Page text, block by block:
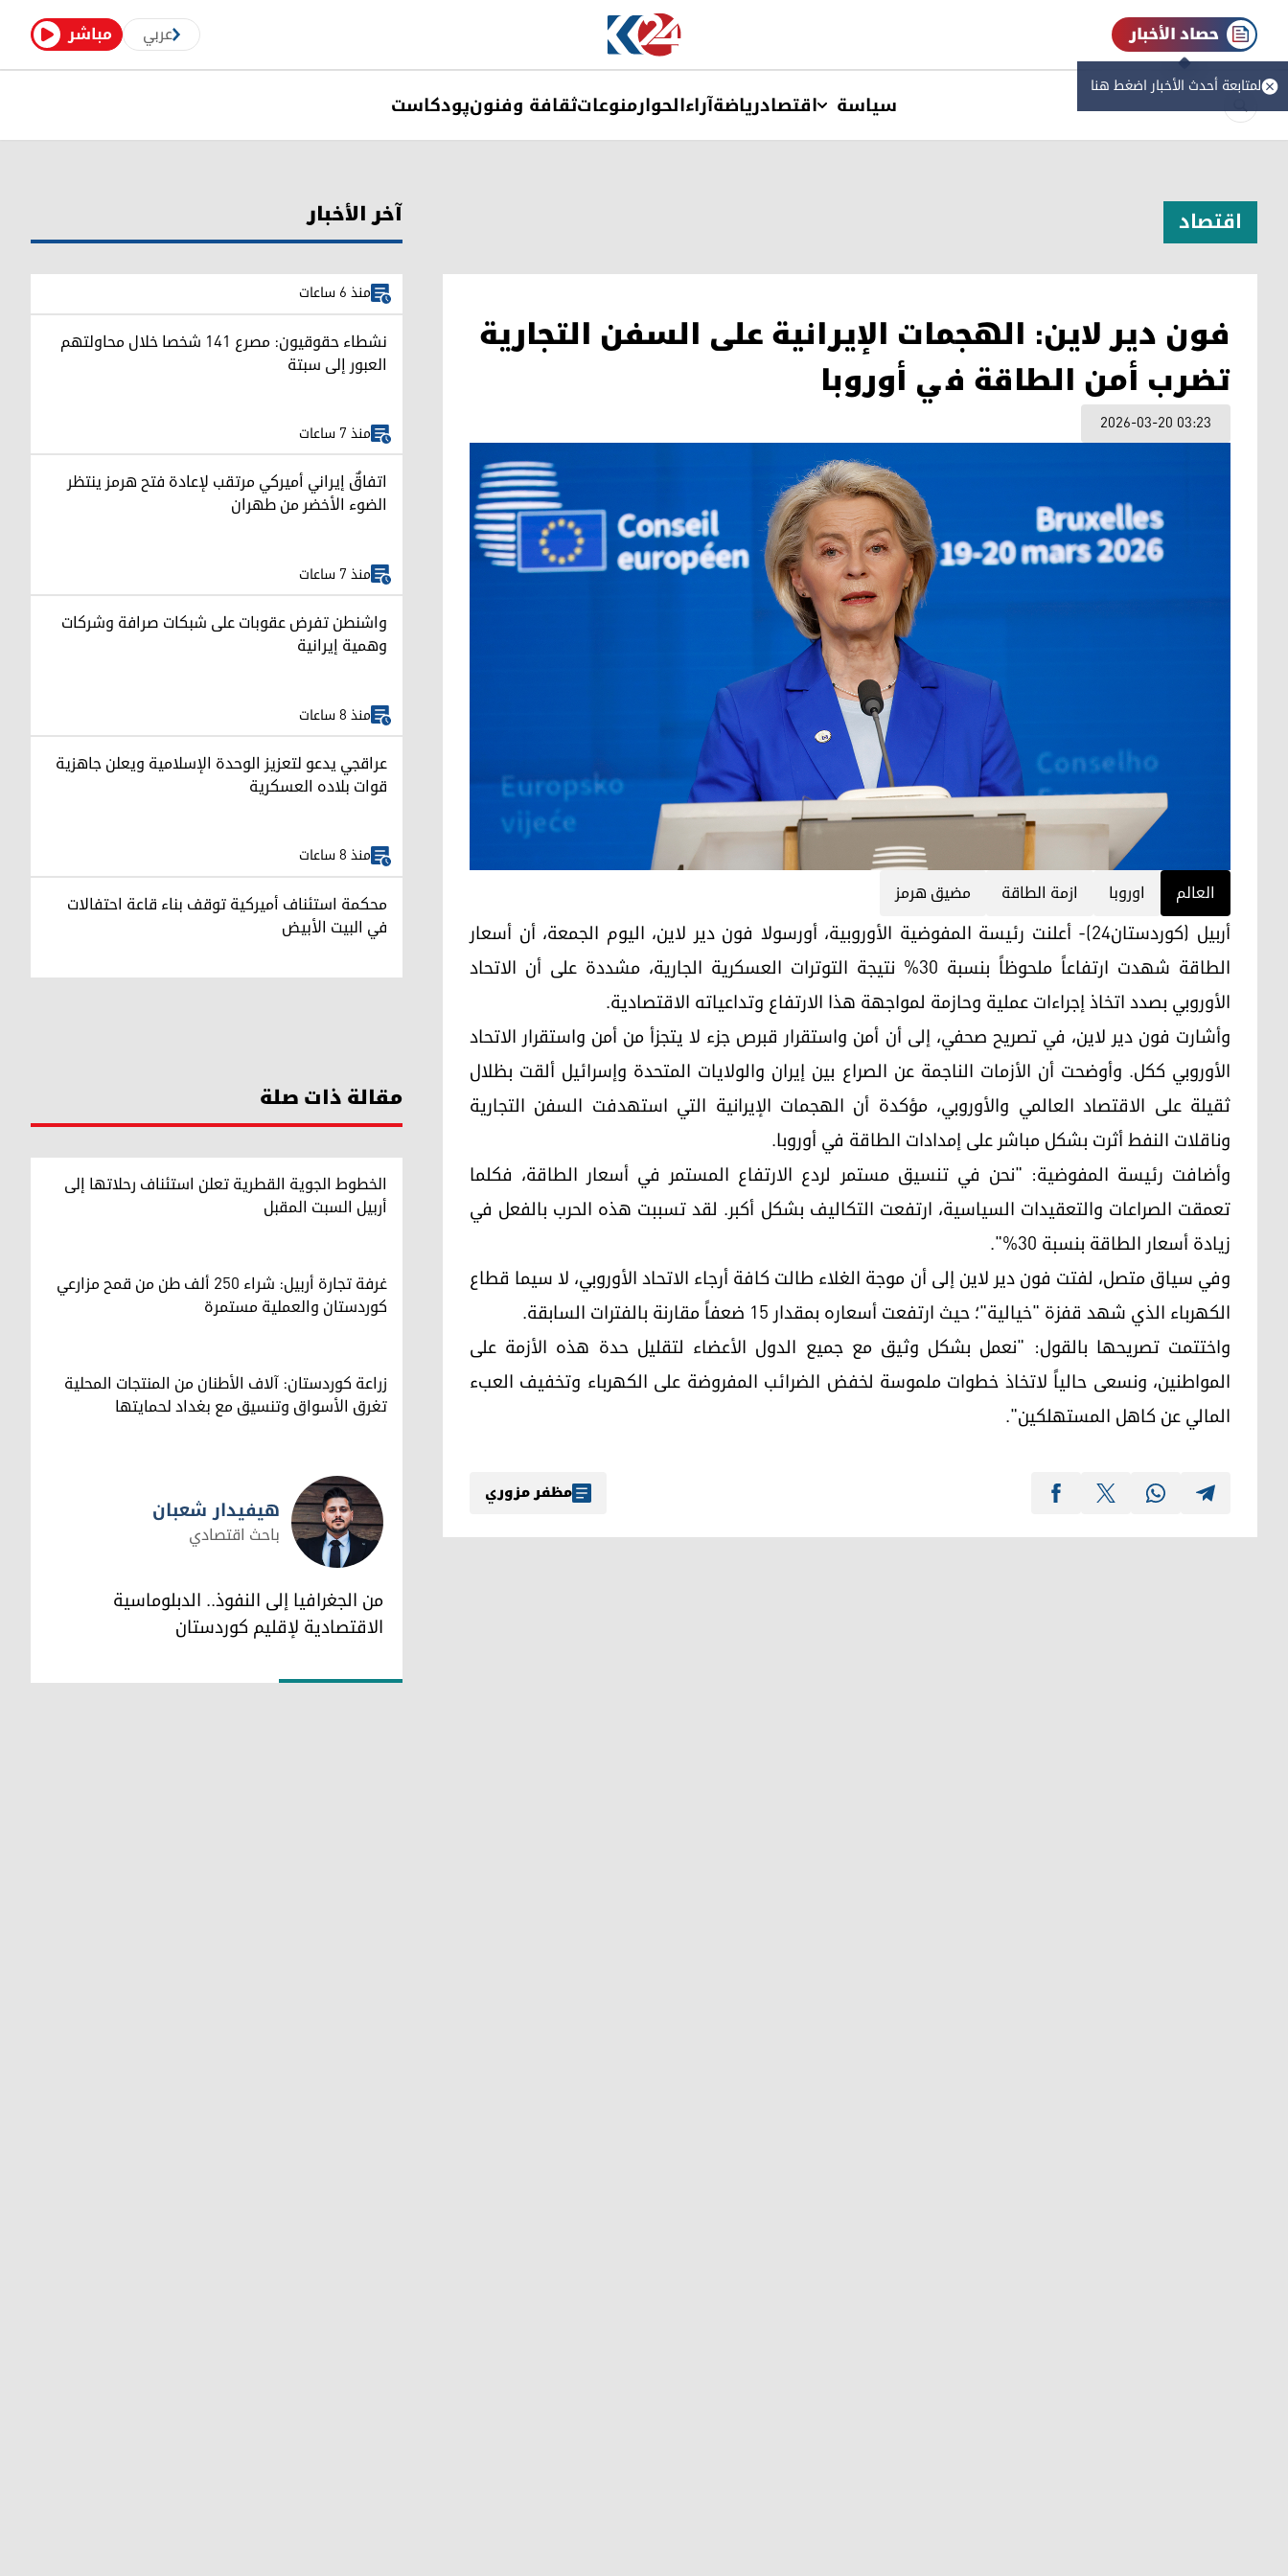
مباشر عربي حصاد الأخبار
لمتابعة أحدث الأخبار اضغط هنا
سیاسة اقتصادریاضةآراءالحوارمنوعاتثقافة وفنونپودکاست
اقتصاد
فون دير لاين: الهجمات الإيرانية على السفن التجارية
تضرب أمن الطاقة في أوروبا
2026-03-20 03:23
العالم اوروبا ازمة الطاقة مضيق هرمز
أربيل (كوردستان24)- أعلنت رئيسة المفوضية الأوروبية، أورسولا فون دير لاين، اليوم الجمعة، أن أسعار
الطاقة شهدت ارتفاعاً ملحوظاً بنسبة 30% نتيجة التوترات العسكرية الجارية، مشددة على أن الاتحاد
الأوروبي بصدد اتخاذ إجراءات عملية وحازمة لمواجهة هذا الارتفاع وتداعياته الاقتصادية.
وأشارت فون دير لاين، في تصريح صحفي، إلى أن أمن واستقرار قبرص جزء لا يتجزأ من أمن واستقرار الاتحاد
الأوروبي ككل. وأوضحت أن الأزمات الناجمة عن الصراع بين إيران والولايات المتحدة وإسرائيل ألقت بظلال
ثقيلة على الاقتصاد العالمي والأوروبي، مؤكدة أن الهجمات الإيرانية التي استهدفت السفن التجارية
وناقلات النفط أثرت بشكل مباشر على إمدادات الطاقة في أوروبا.
وأضافت رئيسة المفوضية: "نحن في تنسيق مستمر لردع الارتفاع المستمر في أسعار الطاقة، فكلما
تعمقت الصراعات والتعقيدات السياسية، ارتفعت التكاليف بشكل أكبر. لقد تسببت هذه الحرب بالفعل في
زيادة أسعار الطاقة بنسبة 30%".
وفي سياق متصل، لفتت فون دير لاين إلى أن موجة الغلاء طالت كافة أرجاء الاتحاد الأوروبي، لا سيما قطاع
الكهرباء الذي شهد قفزة "خيالية"؛ حيث ارتفعت أسعاره بمقدار 15 ضعفاً مقارنة بالفترات السابقة.
واختتمت تصريحها بالقول: "نعمل بشكل وثيق مع جميع الدول الأعضاء لتقليل حدة هذه الأزمة على
المواطنين، ونسعى حالياً لاتخاذ خطوات ملموسة لخفض الضرائب المفروضة على الكهرباء وتخفيف العبء
المالي عن كاهل المستهلكين".
مظفر مزوري
آخر الأخبار
منذ 6 ساعات
نشطاء حقوقيون: مصرع 141 شخصا خلال محاولتهم
العبور إلى سبتة
منذ 7 ساعات
اتفاقٌ إيراني أميركي مرتقب لإعادة فتح هرمز ينتظر
الضوء الأخضر من طهران
منذ 7 ساعات
واشنطن تفرض عقوبات على شبكات صرافة وشركات
وهمية إيرانية
منذ 8 ساعات
عراقجي يدعو لتعزيز الوحدة الإسلامية ويعلن جاهزية
قوات بلاده العسكرية
منذ 8 ساعات
محكمة استئناف أميركية توقف بناء قاعة احتفالات
في البيت الأبيض
مقالة ذات صلة
الخطوط الجوية القطرية تعلن استئناف رحلاتها إلى
أربيل السبت المقبل
غرفة تجارة أربيل: شراء 250 ألف طن من قمح مزارعي
كوردستان والعملية مستمرة
زراعة كوردستان: آلاف الأطنان من المنتجات المحلية
تغرق الأسواق وتنسيق مع بغداد لحمايتها
هيفيدار شعبان
هيفيدار شعبان
باحث اقتصادي
من الجغرافيا إلى النفوذ.. الدبلوماسية
الاقتصادية لإقليم كوردستان